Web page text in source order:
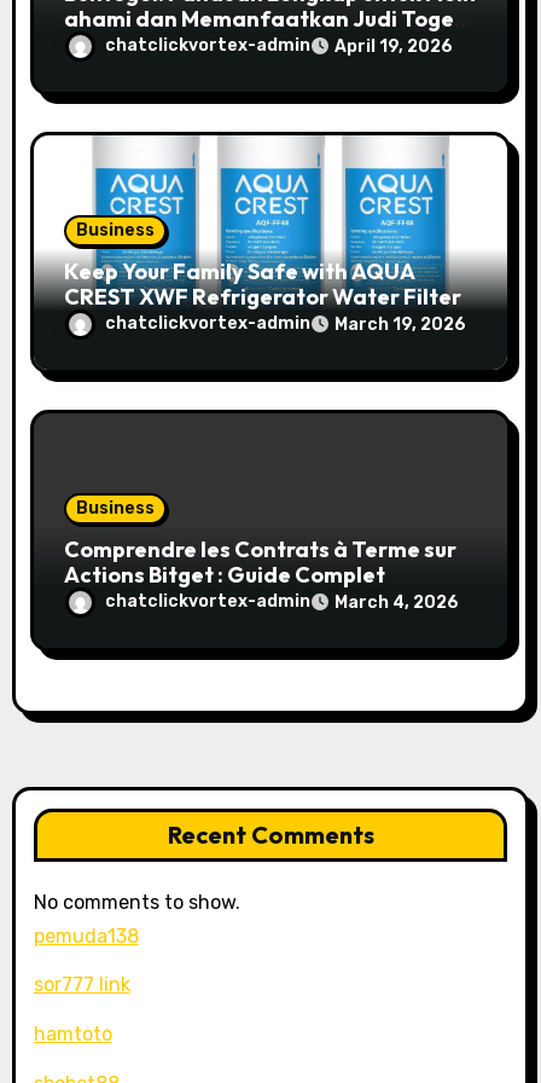
ahami dan Memanfaatkan Judi Togel
Onlinechatclickvortex-admin April 19, 2026
Business
Keep Your Family Safe with AQUA
CREST XWF Refrigerator Water Filter
chatclickvortex-admin March 19, 2026
Business
Comprendre les Contrats à Terme sur
Actions Bitget : Guide Complet
chatclickvortex-admin March 4, 2026
Recent Comments
No comments to show.
pemuda138
sor777 link
hamtoto